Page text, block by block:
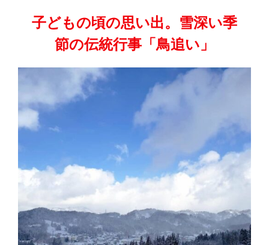
子どもの頃の思い出。雪深い季
節の伝統行事「鳥追い」